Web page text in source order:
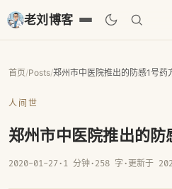
老刘博客
首页/Posts/郑州市中医院推出的防感1号药
人间世
郑州市中医院推出的防
2020-01-27· 1 分钟· 258 字 · 更新于